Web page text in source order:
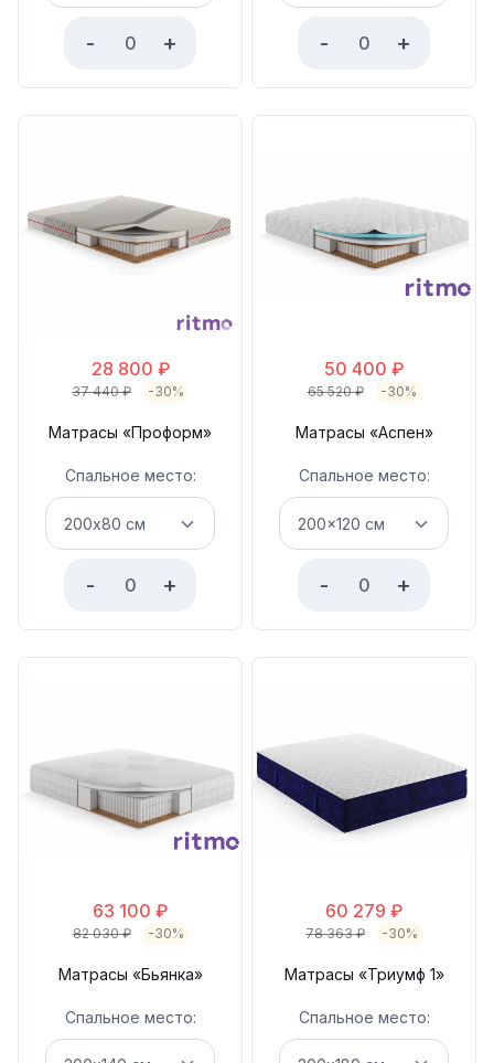
- + - +
28 800 ₽
37 440₽ -30%
Матрасы «Проформ»
Спальное место:
- +
50 400 ₽
65 520₽ -30%
Матрасы «Аспен»
Спальное место:
- +
63 100 ₽
82 030₽ -30%
Матрасы «Бьянка»
Спальное место:
60 279 ₽
78 363₽ -30%
Матрасы «Триумф 1»
Спальное место: